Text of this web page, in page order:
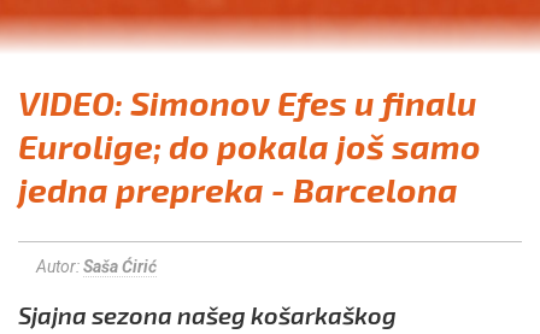
VIDEO: Simonov Efes u finalu
Eurolige; do pokala još samo
jedna prepreka - Barcelona
Autor:Saša Ćirić
Sjajna sezona našeg košarkaškog